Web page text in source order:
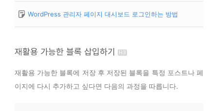
WordPress 관리자 페이지 대시보드 로그인하는 방법
재활용 가능한 블록 삽입하기
재활용 가능한 블록에 저장 후 저장된 블록을 특정 포스트나 페
이지에 다시 추가하고 싶다면 다음의 과정을 따릅니다.